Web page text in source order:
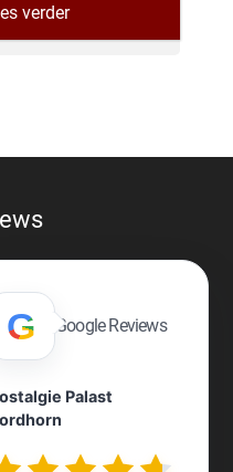
verder
G Google Reviews
Palast